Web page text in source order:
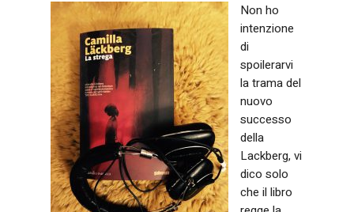
Non ho
intenzione
di
spoilerarvi
la trama del
nuovo
successo
della
Lackberg, vi
dico solo
che il libro